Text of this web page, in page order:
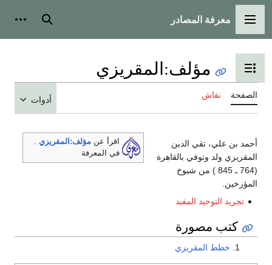
القائمة الرئيسية
معرفة المصادر بحث
تبديل عرض جدول المحتويات
مؤلف:المقريزي
الصفحة نقاش أدوات
اقرأ عنمؤلف:المقريزي .
في المعرفة
أحمد بن علي، تقي الدين
المقريزي ولد وتوفي بالقاهرة
(764 ـ 845 ) من شيوخ
المؤرخين.
تجريد التوحيد المفيد
كتب مصورة
خطط المقريزي